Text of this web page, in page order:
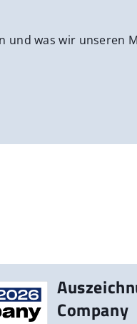
und was wir unseren
Company